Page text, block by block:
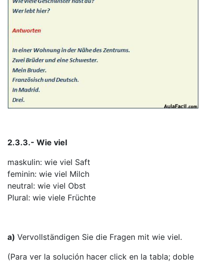
2.3.3.- Wie viel
maskulin: wie viel Saft
feminin: wie viel Milch
neutral: wie viel Obst
Plural: wie viele Früchte
a) Vervollständigen Sie die Fragen mit wie viel.
(Para ver la solución hacer click en la tabla; doble